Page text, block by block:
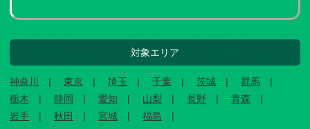
対象エリア
神奈川 東京 埼玉 千葉 茨城
群馬
栃木
静岡 愛知 山梨 長野
青森
岩手
秋田 宮城 福島